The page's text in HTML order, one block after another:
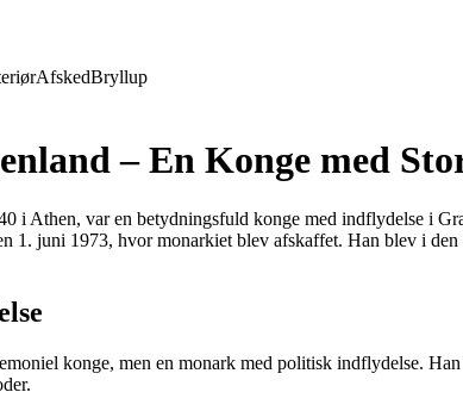
AfskedBryllup
– En Konge med
i Athen, var en betydningsfuld konge med indflydelse i
1. juni 1973, hvor monarkiet blev afskaffet. Han blev i
konge, men en monark med politisk indflydelse.